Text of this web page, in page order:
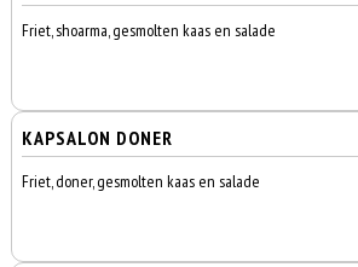
Friet, shoarma, gesmolten kaas en salade
KAPSALON DONER
Friet, doner, gesmolten kaas en salade